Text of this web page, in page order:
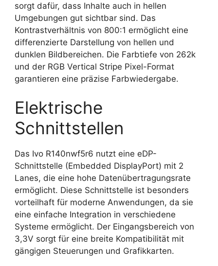
sorgt dafür, dass Inhalte auch in hellen
Umgebungen gut sichtbar sind. Das
Kontrastverhältnis von 800:1 ermöglicht eine
differenzierte Darstellung von hellen und
dunklen Bildbereichen. Die Farbtiefe von 262k
und der RGB Vertical Stripe Pixel-Format
garantieren eine präzise Farbwiedergabe.
Elektrische
Schnittstellen
Das Ivo R140nwf5r6 nutzt eine eDP-
Schnittstelle (Embedded DisplayPort) mit 2
Lanes, die eine hohe Datenübertragungsrate
ermöglicht. Diese Schnittstelle ist besonders
vorteilhaft für moderne Anwendungen, da sie
eine einfache Integration in verschiedene
Systeme ermöglicht. Der Eingangsbereich von
3,3V sorgt für eine breite Kompatibilität mit
gängigen Steuerungen und Grafikkarten.